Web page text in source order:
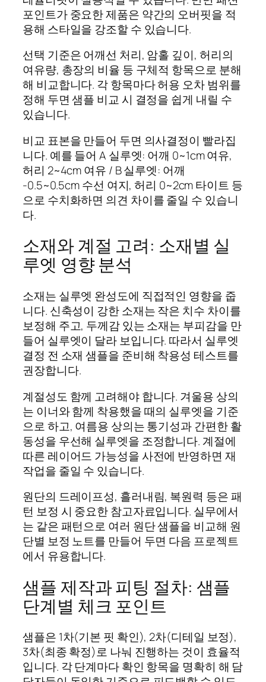
포인트가 중요한 제품은 약간의 오버핏을 적
용해 스타일을 강조할 수 있습니다.
선택 기준은 어깨선 처리, 암홀 깊이, 허리의
여유량, 총장의 비율 등 구체적 항목으로 분해
해 비교합니다. 각 항목마다 허용 오차 범위를
정해 두면 샘플 비교 시 결정을 쉽게 내릴 수
있습니다.
비교 표본을 만들어 두면 의사결정이 빨라집
니다. 예를 들어 A 실루엣: 어깨 0~1cm 여유,
허리 2~4cm 여유 / B 실루엣: 어깨
-0.5~0.5cm 수선 여지, 허리 0~2cm 타이트 등
으로 수치화하면 의견 차이를 줄일 수 있습니
다.
소재와 계절 고려: 소재별 실
루엣 영향 분석
소재는 실루엣 완성도에 직접적인 영향을 줍
니다. 신축성이 강한 소재는 작은 치수 차이를
보정해 주고, 두께감 있는 소재는 부피감을 만
들어 실루엣이 달라 보입니다. 따라서 실루엣
결정 전 소재 샘플을 준비해 착용성 테스트를
권장합니다.
계절성도 함께 고려해야 합니다. 겨울용 상의
는 이너와 함께 착용했을 때의 실루엣을 기준
으로 하고, 여름용 상의는 통기성과 간편한 활
동성을 우선해 실루엣을 조정합니다. 계절에
따른 레이어드 가능성을 사전에 반영하면 재
작업을 줄일 수 있습니다.
원단의 드레이프성, 흘러내림, 복원력 등은 패
턴 보정 시 중요한 참고자료입니다. 실무에서
는 같은 패턴으로 여러 원단 샘플을 비교해 원
단별 보정 노트를 만들어 두면 다음 프로젝트
에서 유용합니다.
샘플 제작과 피팅 절차: 샘플
단계별 체크 포인트
샘플은 1차(기본 핏 확인), 2차(디테일 보정),
3차(최종 확정)로 나눠 진행하는 것이 효율적
입니다. 각 단계마다 확인 항목을 명확히 해 담